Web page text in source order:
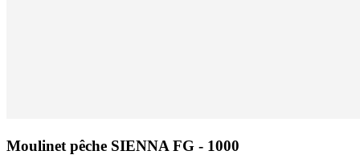
Moulinet pêche SIENNA FG - 1000